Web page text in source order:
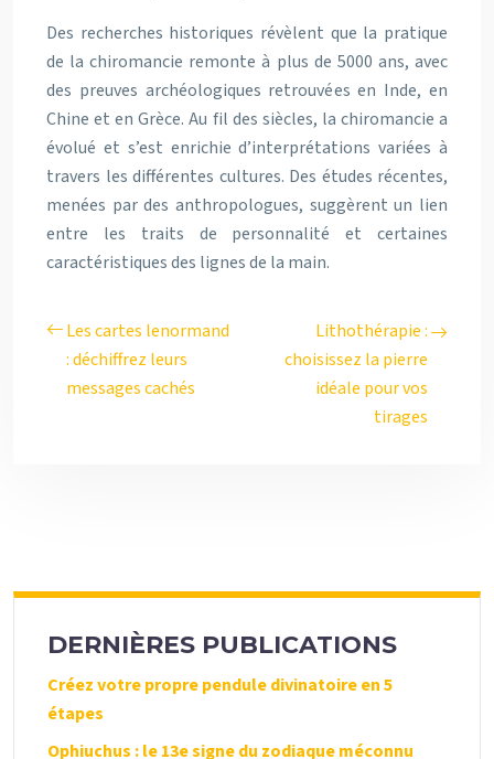
Des recherches historiques révèlent que la pratique
de la chiromancie remonte à plus de 5000 ans, avec
des preuves archéologiques retrouvées en Inde, en
Chine et en Grèce. Au fil des siècles, la chiromancie a
évolué et s’est enrichie d’interprétations variées à
travers les différentes cultures. Des études récentes,
menées par des anthropologues, suggèrent un lien
entre les traits de personnalité et certaines
caractéristiques des lignes de la main.
Les cartes lenormand
: déchiffrez leurs
messages cachés
Lithothérapie :
choisissez la pierre
idéale pour vos
tirages
DERNIÈRES PUBLICATIONS
Créez votre propre pendule divinatoire en 5
étapes
Ophiuchus : le 13e signe du zodiaque méconnu